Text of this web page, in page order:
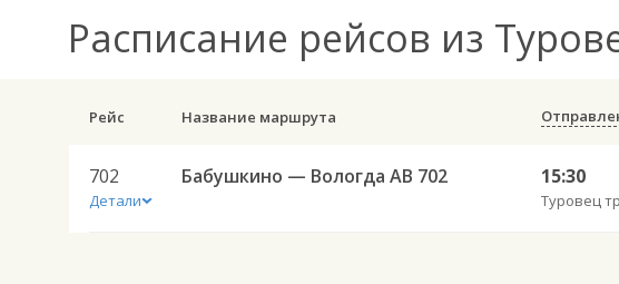
Расписание рейсов из
Рейс Название маршрута
702
Детали
Бабушкино — Вологда АВ 702 15:30
Туровец